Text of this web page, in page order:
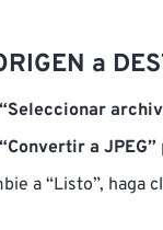
a
“Seleccionar
“Convertir a JPEG”
a “Listo”, haga